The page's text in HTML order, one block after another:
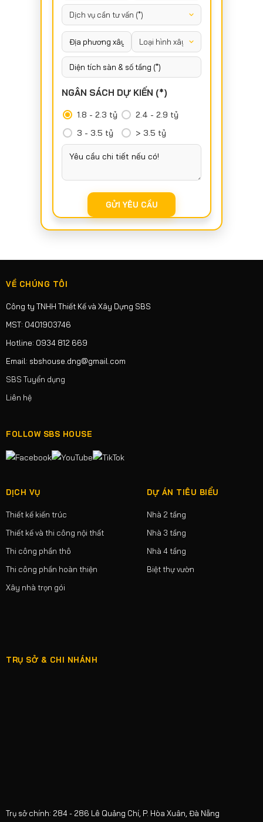
NGÂN SÁCH DỰ KIẾN (*)
1.8 - 2.3 tỷ
2.4 - 2.9 tỷ
3 - 3.5 tỷ
> 3.5 tỷ
VỀ CHÚNG TÔI
Công ty TNHH Thiết Kế và Xây Dựng SBS
MST: 0401903746
Hotline: 0934 812 669
Email: sbshouse.dng@gmail.com
SBS Tuyển dụng
Liên hệ
FOLLOW SBS HOUSE
DỊCH VỤ
Thiết kế kiến trúc
Thiết kế và thi công nội thất
Thi công phần thô
Thi công phần hoàn thiện
Xây nhà trọn gói
DỰ ÁN TIÊU BIỂU
Nhà 2 tầng
Nhà 3 tầng
Nhà 4 tầng
Biệt thự vườn
TRỤ SỞ & CHI NHÁNH
Trụ sở chính: 284 - 286 Lê Quảng Chí, P. Hòa Xuân, Đà Nẵng